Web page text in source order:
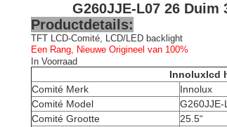
G260JJE-L07 26
Productdetails:
TFT LCD-Comité, LCD/LED backlight
Een Rang, Nieuwe Origineel van 100%
In Voorraad
Innoluxlcd
Comité Merk
Innolux
Comité Model
G260JJE-
Comité Grootte
25.5“